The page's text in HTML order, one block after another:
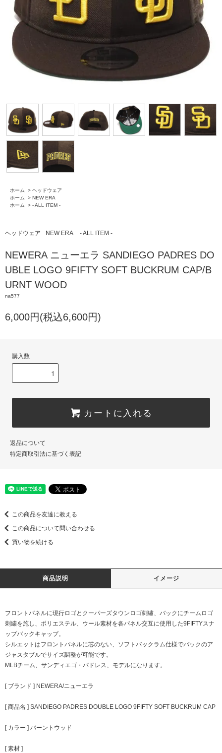
ホーム > ヘッドウェア
ホーム
> NEW ERA
ホーム
> - ALL ITEM -
ヘッドウェア NEW ERA - ALL ITEM -
NEWERA ニューエラ SANDIEGO PADRES DO
UBLE LOGO 9FIFTY SOFT BUCKRUM CAP/B
URNT WOOD
na577
6,000円(税込6,600円)
購入数
カートに入れる
返品について
特定商取引法に基づく表記
この商品を友達に教える
この商品について問い合わせる
買い物を続ける
商品説明 イメージ
フロントパネルに現行ロゴとクーパーズタウンロゴ刺繍、バックにチームロゴ
刺繍を施し、ポリエステル、ウール素材を各パネル交互に使用した9FIFTYスナ
ップバックキャップ。
シルエットはフロントパネルに芯のない、ソフトバックラム仕様でバックのア
ジャスタブルでサイズ調整が可能です。
MLBチーム、サンディエゴ・パドレス、モデルになります。
[ ブランド ] NEWERA/ニューエラ
[ 商品名 ] SANDIEGO PADRES DOUBLE LOGO 9FIFTY SOFT BUCKRUM CAP
[ カラー ] バーントウッド
[ 素材 ]